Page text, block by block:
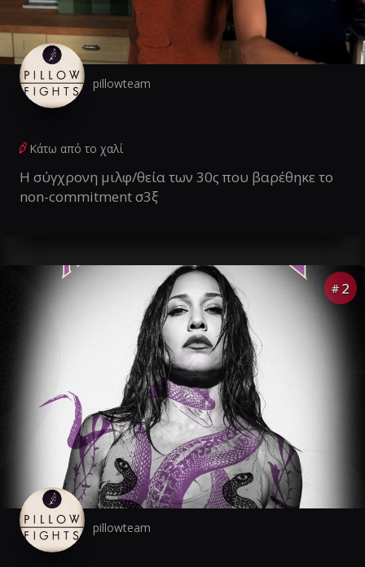
pillowteam
Κάτω από το χαλί
Η σύγχρονη μιλφ/θεία των 30ς που βαρέθηκε το
non-commitment σ3ξ
# 2
pillowteam